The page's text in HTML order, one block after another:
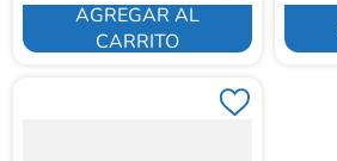
AGREGAR AL
CARRITO